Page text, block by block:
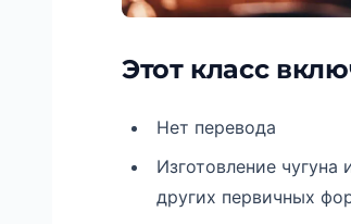
Этот класс
Нет перевода
Изготовление чугуна
других первичных